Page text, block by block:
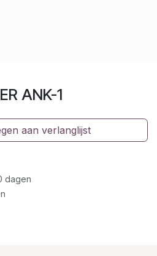
ANK-1
aan verlanglijst
dagen